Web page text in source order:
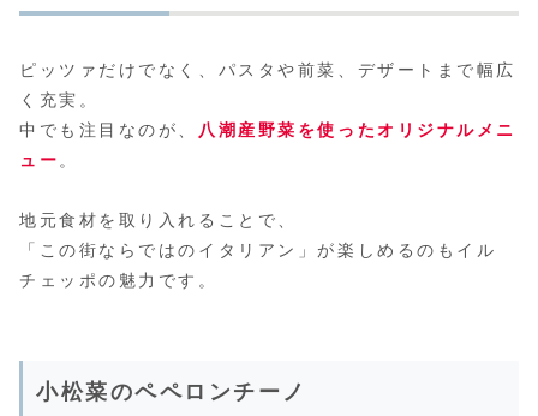
ピッツァだけでなく、パスタや前菜、デザートまで幅広
く充実。
中でも注目なのが、
八潮産野菜を使ったオリジナルメニ
ュー 。
地元食材を取り入れることで、
「この街ならではのイタリアン」が楽しめるのもイル
チェッポの魅力です。
小松菜のペペロンチーノ